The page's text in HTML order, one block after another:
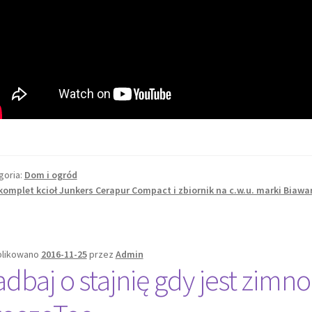
Dom i ogród
kcioł Junkers Cerapur Compact i zbiornik na c.w.u. marki
2016-11-25przez Admin
o stajnię gdy jest